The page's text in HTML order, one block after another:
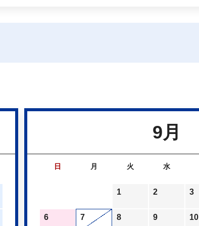
9月
日 月 火 水
1 2 3
6 7 8 9 10